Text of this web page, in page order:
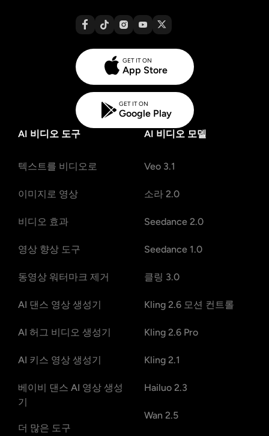
GET IT ON
App Store
GET IT ON
Google Play
AI 비디오 도구
텍스트를 비디오로
이미지로 영상
비디오 효과
영상 향상 도구
동영상 워터마크 제거
AI 댄스 영상 생성기
AI 허그 비디오 생성기
AI 키스 영상 생성기
베이비 댄스 AI 영상 생성
기
더 많은 도구
AI 비디오 모델
Veo 3.1
소라 2.0
Seedance 2.0
Seedance 1.0
클링 3.0
Kling 2.6 모션 컨트롤
Kling 2.6 Pro
Kling 2.1
Hailuo 2.3
Wan 2.5